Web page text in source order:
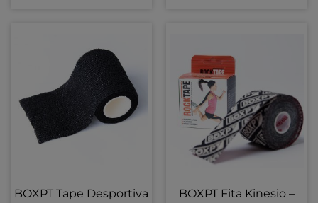
BOXPT Tape Desportiva
BOXPT Fita Kinesio –